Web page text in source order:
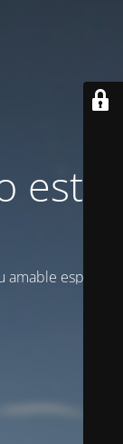
espera